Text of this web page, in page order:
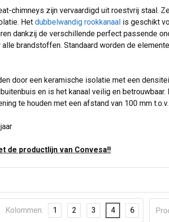
chimneys zijn vervaardigd uit roestvrij staal.
Het dubbelwandig rookkanaalis geschikt
dankzij de verschillende perfect passende
brandstoffen. Standaard worden de
door een keramische isolatie met een
en is het kanaal veilig en
te houden met een afstand van 100 mm
de productlijn van Convesa!!
Kolommen: 1 2 3 4 6